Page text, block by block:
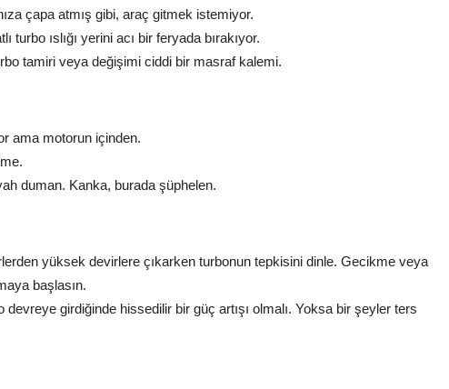
çapa atmış gibi, araç gitmek istemiyor.
turbo ıslığı yerini acı bir feryada bırakıyor.
tamiri veya değişimi ciddi bir masraf kalemi.
ama motorun içinden.
duman. Kanka, burada şüphelen.
yüksek devirlere çıkarken turbonun tepkisini dinle. Gecikme veya
başlasın.
devreye girdiğinde hissedilir bir güç artışı olmalı. Yoksa bir şeyler ters